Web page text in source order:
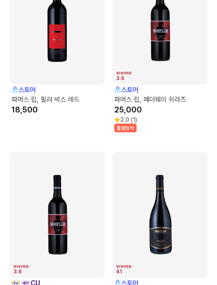
스토어
파머스 립, 필러 박스 레드
18,500
3.6
스토어
파머스 립, 페더웨이 쉬라즈
25,000
2.0 (1)
품절임박
3.6
CU
4.1
스토어